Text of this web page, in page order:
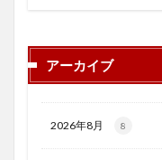
アーカイブ
2026年8月 8